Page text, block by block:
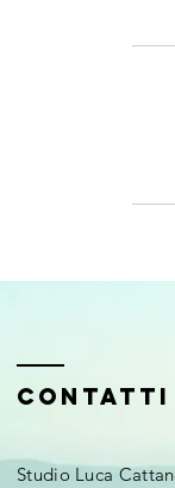
Contatti
Studio Luca